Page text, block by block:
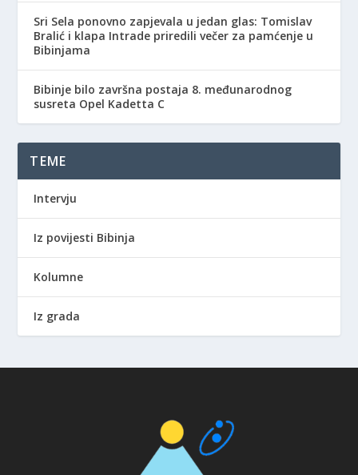
Sri Sela ponovno zapjevala u jedan glas: Tomislav
Bralić i klapa Intrade priredili večer za pamćenje u
Bibinjama
Bibinje bilo završna postaja 8. međunarodnog
susreta Opel Kadetta C
TEME
Intervju
Iz povijesti Bibinja
Kolumne
Iz grada